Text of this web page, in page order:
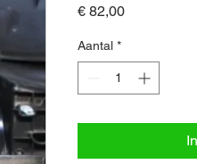
€ 82,00Prijs
Aantal *